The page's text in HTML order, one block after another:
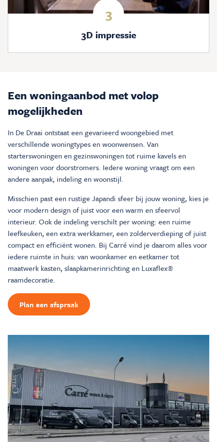
3
3D impressie
Een woningaanbod met volop
mogelijkheden
In De Draai ontstaat een gevarieerd woongebied met
verschillende woningtypes en woonwensen. Van
starterswoningen en gezinswoningen tot ruime kavels en
woningen voor doorstromers. Iedere woning vraagt om een
andere aanpak, indeling en woonstijl.
Misschien past een rustige Japandi sfeer bij jouw woning, kies je
voor modern design of juist voor een warm en sfeervol
interieur. Ook de indeling verschilt per woning: een ruime
leefkeuken, een extra werkkamer, een zolderverdieping of juist
compact en efficiënt wonen. Bij Carré vind je daarom alles voor
iedere ruimte in huis: van woonkamer en eetkamer tot
maatwerk kasten, slaapkamerinrichting en Luxaflex®
raamdecoratie.
Plan een afspraak